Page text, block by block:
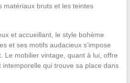
matériaux bruts et les teintes
et accueillant, le style bohème
et ses motifs audacieux s’impose
Le mobilier vintage, quant à lui, offre
intemporelle qui trouve sa place dans